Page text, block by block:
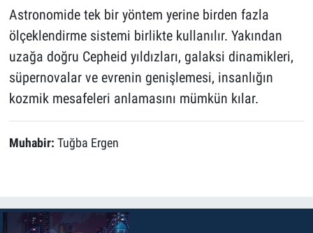
Astronomide tek bir yöntem yerine birden fazla
ölçeklendirme sistemi birlikte kullanılır. Yakından
uzağa doğru Cepheid yıldızları, galaksi dinamikleri,
süpernovalar ve evrenin genişlemesi, insanlığın
kozmik mesafeleri anlamasını mümkün kılar.
Muhabir: Tuğba Ergen